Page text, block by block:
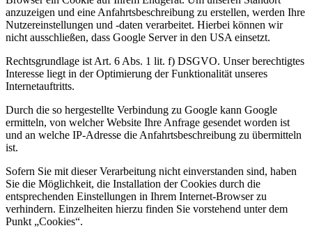
anzuzeigen und eine Anfahrtsbeschreibung zu erstellen, werden Ihre
Nutzereinstellungen und -daten verarbeitet. Hierbei können wir
nicht ausschließen, dass Google Server in den USA einsetzt.
Rechtsgrundlage ist Art. 6 Abs. 1 lit. f) DSGVO. Unser berechtigtes
Interesse liegt in der Optimierung der Funktionalität unseres
Internetauftritts.
Durch die so hergestellte Verbindung zu Google kann Google
ermitteln, von welcher Website Ihre Anfrage gesendet worden ist
und an welche IP-Adresse die Anfahrtsbeschreibung zu übermitteln
ist.
Sofern Sie mit dieser Verarbeitung nicht einverstanden sind, haben
Sie die Möglichkeit, die Installation der Cookies durch die
entsprechenden Einstellungen in Ihrem Internet-Browser zu
verhindern. Einzelheiten hierzu finden Sie vorstehend unter dem
Punkt „Cookies“.